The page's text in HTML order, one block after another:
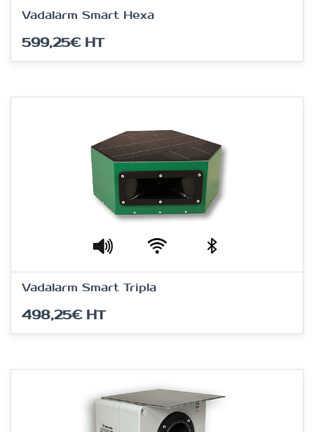
Vadalarm Smart Hexa
599,25€ HT
Vadalarm Smart Tripla
498,25€ HT